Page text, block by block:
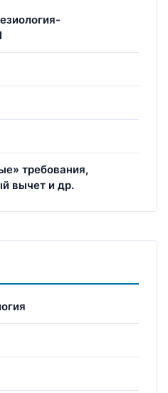
требования,
вычет и др.